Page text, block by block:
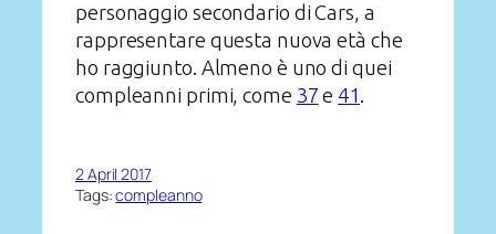
personaggio secondario di Cars, a
rappresentare questa nuova età che
ho raggiunto. Almeno è uno di quei
compleanni primi, come 37 e 41 .
2 April 2017
Tags:compleanno